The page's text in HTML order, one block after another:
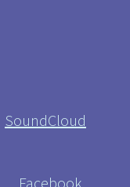
SoundCloud
Facebook